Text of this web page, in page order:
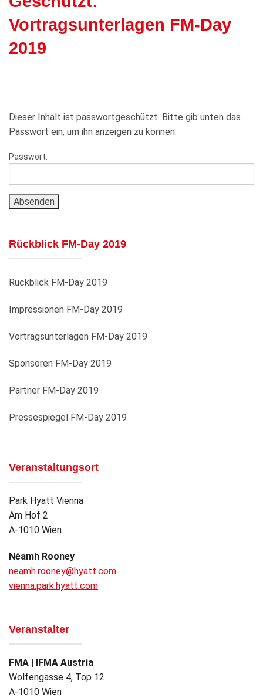
Vortragsunterlagen FM-Day
2019
Dieser Inhalt ist passwortgeschützt. Bitte gib unten das
Passwort ein, um ihn anzeigen zu können.
Passwort:
Rückblick FM-Day 2019
Rückblick FM-Day 2019
Impressionen FM-Day 2019
Vortragsunterlagen FM-Day 2019
Sponsoren FM-Day 2019
Partner FM-Day 2019
Pressespiegel FM-Day 2019
Veranstaltungsort
Park Hyatt Vienna
Am Hof 2
A-1010 Wien
Néamh Rooney
neamh.rooney@hyatt.com
vienna.park.hyatt.com
Veranstalter
FMA | IFMA Austria
Wolfengasse 4, Top 12
A-1010 Wien